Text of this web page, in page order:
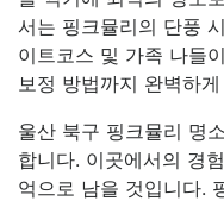
서는 핑크뮬리의 단풍
이트코스 및 가족 나들
보정 방법까지 완벽하
울산 북구 핑크뮬리 명
합니다. 이곳에서의 경
억으로 남을 것입니다.